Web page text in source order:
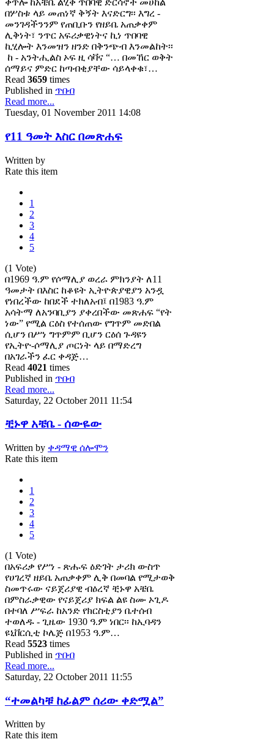
ቀጥሎ ከአቼቤ ልሂቅ ጥበባዊ ድርሳኖች መሀከል
በሦስቱ ላይ መጠነኛ ቅኝት እናድርግ፡፡ እግረ -
መንገዳችንንም የጠቢቡን የዘይቤ አጠቃቀም
ሊቅነት፣ ንጥር አፍሪቃዊነትና ኪነ ጥበባዊ
ኪሂሎት እንመዝን ዘንድ በቅንጭብ እንመልከት፡፡
ከ - አንትሒልስ ኦፍ ዚ ሳቫና “… በመኸር ወቅት
ሰማይና ምድር ከጣብቂያቸው ሳይላቀቁ፣…
Read 3659 times
Published in ጥበብ
Read more...
Tuesday, 01 November 2011 14:08
የ11 ዓመት እስር በመጽሐፍ
Written by
Rate this item
1
2
3
4
5
(1 Vote)
በ1969 ዓ.ም የሶማሊያ ወረራ ምክንያት ለ11
ዓመታት በእስር ከቆዩት ኢትዮጵያዊያን አንዷ
የነበረችው ከበደች ተክለአብ፤ በ1983 ዓ.ም
አሳትማ ለአንባቢያን ያቀረበችው መጽሐፍ “የት
ነው” የሚል ርዕስ የተሰጠው የግጥም መድበል
ሲሆን በሥነ ግጥምም ቢሆን ርዕሰ ጉዳዩን
የኢትዮ-ሶማሊያ ጦርነት ላይ በማድረግ
በአገራችን ፈር ቀዳጅ…
Read 4021 times
Published in ጥበብ
Read more...
Saturday, 22 October 2011 11:54
ቺኑዋ አቼቤ - ሰውዬው
Written by ቀዳማዊ ሰሎሞን
Rate this item
1
2
3
4
5
(1 Vote)
በአፍሪቃ የሥነ - ጽሑፍ ዕድገት ታሪክ ውስጥ
የሀገረኛ ዘይቤ አጠቃቀም ሊቅ በመባል የሚታወቅ
ስመጥሩው ናይጀሪያዊ ብዕረኛ ቺኑዋ አቼቤ
በምስራቃዊው የናይጀሪያ ክፍል ልዩ ስሙ ኦጊዶ
በተባለ ሥፍራ ከአንድ የክርስቲያን ቤተሰብ
ተወለዱ - ጊዜው 1930 ዓ.ም ነበር፡፡ ከኢባዳን
ዩኒቨርሲቲ ኮሌጅ በ1953 ዓ.ም…
Read 5523 times
Published in ጥበብ
Read more...
Saturday, 22 October 2011 11:55
“ተመልካቹ ከፊልም ሰሪው ቀድሟል”
Written by
Rate this item